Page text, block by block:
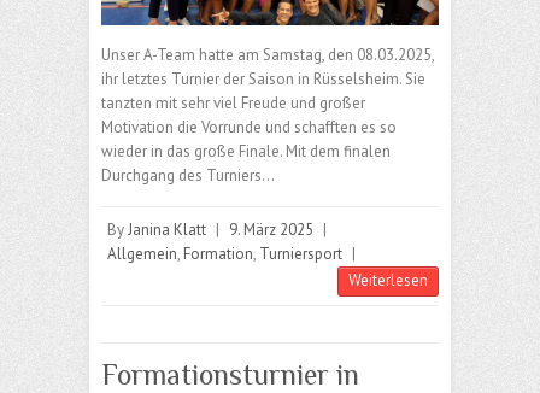
Unser A-Team hatte am Samstag, den 08.03.2025,
ihr letztes Turnier der Saison in Rüsselsheim. Sie
tanzten mit sehr viel Freude und großer
Motivation die Vorrunde und schafften es so
wieder in das große Finale. Mit dem finalen
Durchgang des Turniers…
ByJanina Klatt | 9. März 2025 |
Allgemein, Formation, Turniersport |
Weiterlesen
Formationsturnier in